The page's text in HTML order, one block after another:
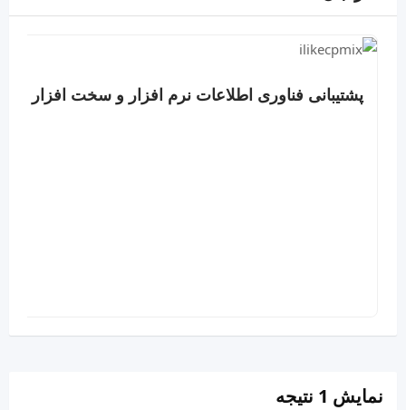
پشتیبانی فناوری اطلاعات نرم افزار و سخت افزار
نمایش 1 نتیجه